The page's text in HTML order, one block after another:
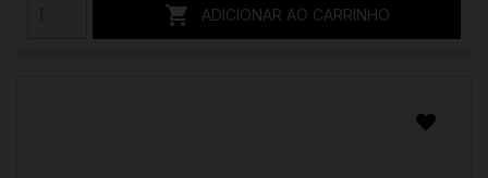
 ADICIONAR AO CARRINHO